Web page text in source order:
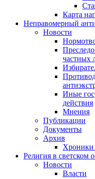
Карта
Неправомерный
Новости
частных
Иные
действия
Мнения
Публикации
Документы
Архив
Хроники
Религия в светском
Новости
Власти